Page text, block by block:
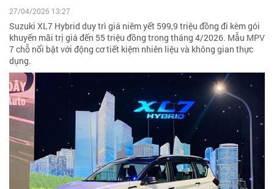
27/04/2026 13:27
Suzuki XL7 Hybrid duy trì giá niêm yết 599,9 triệu đồng đi kèm gói
khuyến mãi trị giá đến 55 triệu đồng trong tháng 4/2026. Mẫu MPV
7 chỗ nổi bật với động cơ tiết kiệm nhiên liệu và không gian thực
dụng.